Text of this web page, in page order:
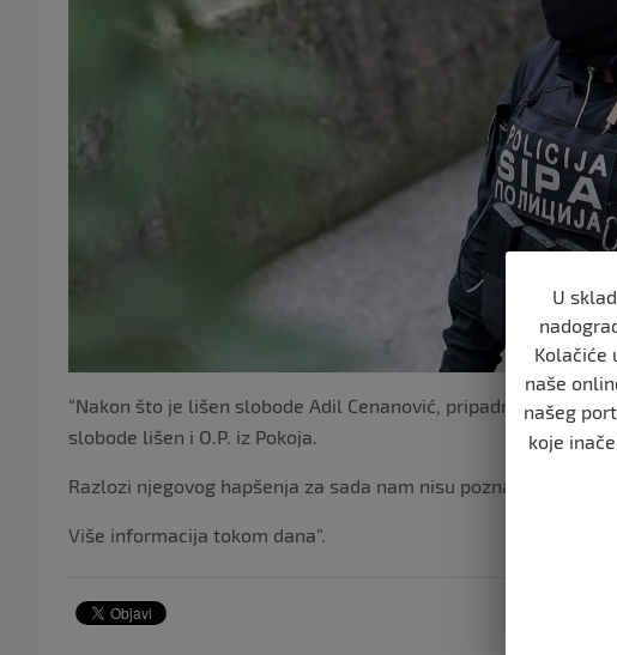
“Nakon što je lišen slobode Adil Cenanović, pripadnici SIPA-e
slobode lišen i O.P. iz Pokoja.
Razlozi njegovog hapšenja za sada nam nisu poznati.
Više informacija tokom dana”.
U
Kolačiće
naše
našeg
koje